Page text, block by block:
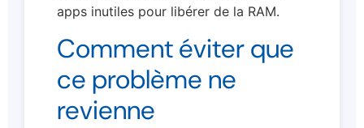
apps inutiles pour libérer de la RAM.
Comment éviter que
ce problème ne
revienne